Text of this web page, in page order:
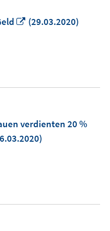
In
(29.03.2020)
verdienten 20 %